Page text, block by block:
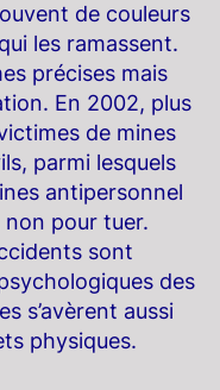
de couleurs
les ramassent.
précises mais
En 2002, plus
de mines
parmi lesquels
antipersonnel
pour tuer.
sont
des
s’avèrent aussi
physiques.